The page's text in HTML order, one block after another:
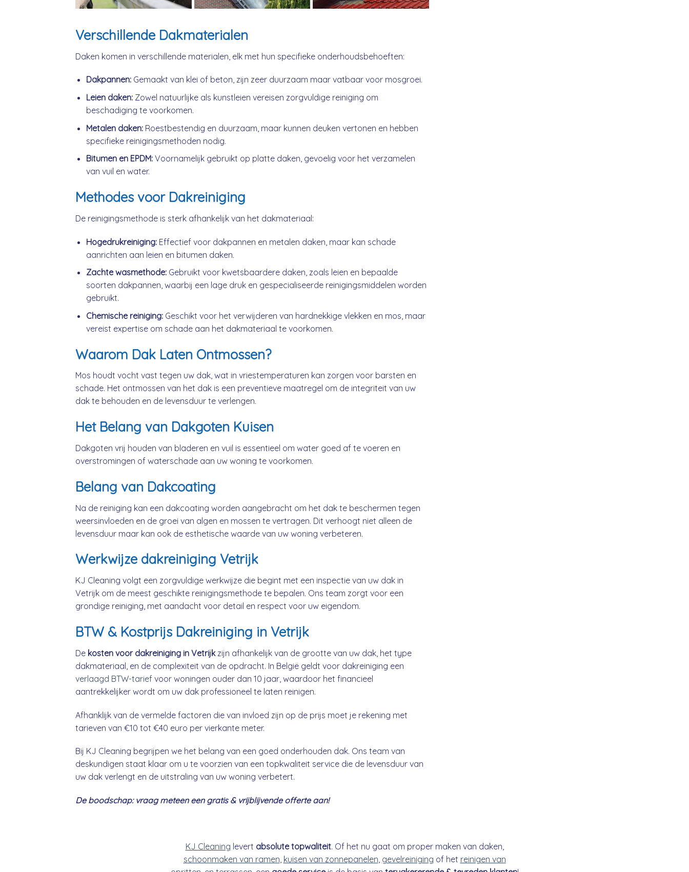
Verschillende Dakmaterialen
Daken komen in verschillende materialen, elk met hun specifieke onderhoudsbehoeften:
Dakpannen:Gemaakt van klei of beton, zijn zeer duurzaam maar vatbaar voor mosgroei.
Leien daken:Zowel natuurlijke als kunstleien vereisen zorgvuldige reiniging om
beschadiging te voorkomen.
Metalen daken:Roestbestendig en duurzaam, maar kunnen deuken vertonen en hebben
specifieke reinigingsmethoden nodig.
Bitumen en EPDM:Voornamelijk gebruikt op platte daken, gevoelig voor het verzamelen
van vuil en water.
Methodes voor Dakreiniging
De reinigingsmethode is sterk afhankelijk van het dakmateriaal:
Hogedrukreiniging:Effectief voor dakpannen en metalen daken, maar kan schade
aanrichten aan leien en bitumen daken.
Zachte wasmethode:Gebruikt voor kwetsbaardere daken, zoals leien en bepaalde
soorten dakpannen, waarbij een lage druk en gespecialiseerde reinigingsmiddelen worden
gebruikt.
Chemische reiniging:Geschikt voor het verwijderen van hardnekkige vlekken en mos, maar
vereist expertise om schade aan het dakmateriaal te voorkomen.
Waarom Dak Laten Ontmossen?
Mos houdt vocht vast tegen uw dak, wat in vriestemperaturen kan zorgen voor barsten en
schade. Het ontmossen van het dak is een preventieve maatregel om de integriteit van uw
dak te behouden en de levensduur te verlengen.
Het Belang van Dakgoten Kuisen
Dakgoten vrij houden van bladeren en vuil is essentieel om water goed af te voeren en
overstromingen of waterschade aan uw woning te voorkomen.
Belang van Dakcoating
Na de reiniging kan een dakcoating worden aangebracht om het dak te beschermen tegen
weersinvloeden en de groei van algen en mossen te vertragen. Dit verhoogt niet alleen de
levensduur maar kan ook de esthetische waarde van uw woning verbeteren.
Werkwijze dakreiniging Vetrijk
KJ Cleaning volgt een zorgvuldige werkwijze die begint met een inspectie van uw dak in
Vetrijk om de meest geschikte reinigingsmethode te bepalen. Ons team zorgt voor een
grondige reiniging, met aandacht voor detail en respect voor uw eigendom.
BTW & Kostprijs Dakreiniging in Vetrijk
De kosten voor dakreiniging in Vetrijkzijn afhankelijk van de grootte van uw dak, het type
dakmateriaal, en de complexiteit van de opdracht. In België geldt voor dakreiniging een
verlaagd BTW-tarief voor woningen ouder dan 10 jaar, waardoor het financieel
aantrekkelijker wordt om uw dak professioneel te laten reinigen.
Afhanklijk van de vermelde factoren die van invloed zijn op de prijs moet je rekening met
tarieven van €10 tot €40 euro per vierkante meter.
Bij KJ Cleaning begrijpen we het belang van een goed onderhouden dak. Ons team van
deskundigen staat klaar om u te voorzien van een topkwaliteit service die de levensduur van
uw dak verlengt en de uitstraling van uw woning verbetert.
De boodschap: vraag meteen een gratis & vrijblijvende offerte aan!
KJ Cleaning levert absolute topwaliteit. Of het nu gaat om proper maken van daken,
schoonmaken van ramen, kuisen van zonnepanelen, gevelreiniging of het reinigen van